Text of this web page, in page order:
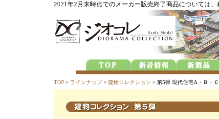
2021年2月末時点でのメーカー販売終了商品については
TOP > ラインナップ> 建物コレクション > 第5弾 現代住宅A・Ｂ・Ｃ